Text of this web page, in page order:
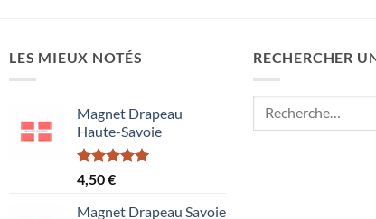
LES MIEUX NOTÉS
Magnet Drapeau
Haute-Savoie
Note5.00
sur 5
4,50€
Magnet Drapeau Savoie
RECHERCHER
Recherche